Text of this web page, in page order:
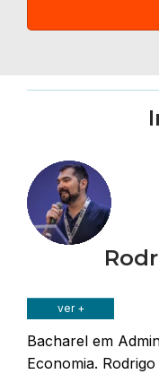
ver +
Bacharel em
Economia.